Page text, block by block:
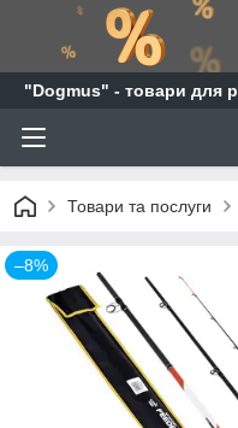
"Dogmus" - товари для
Товари та послуги
–8%